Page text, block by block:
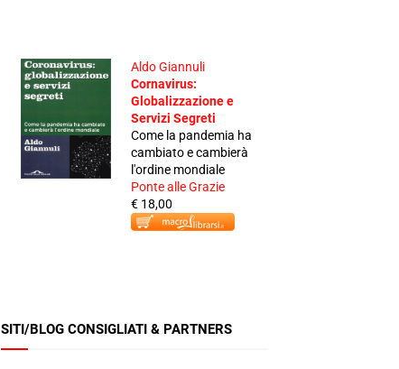
Aldo Giannuli
Cornavirus:
Globalizzazione e
Servizi Segreti
Come la pandemia ha
cambiato e cambierà
l'ordine mondiale
Ponte alle Grazie
€ 18,00
SITI/BLOG CONSIGLIATI & PARTNERS